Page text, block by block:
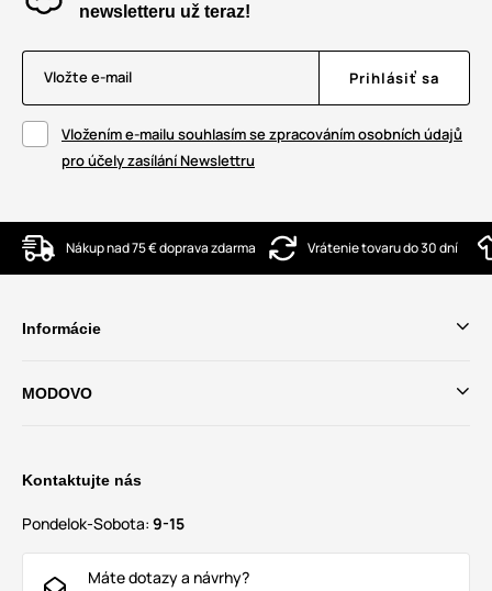
newsletteru už teraz!
Vložte e-mail Prihlásiť sa
Vložením e-mailu souhlasím se zpracováním osobních údajů
pro účely zasílání Newslettru
Nákup nad 75 € doprava zdarma Vrátenie tovaru do 30 dní
Informácie
MODOVO
Kontaktujte nás
Pondelok-Sobota: 9-15
Máte dotazy a návrhy?